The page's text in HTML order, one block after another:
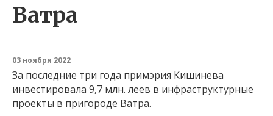
Ватра
03 ноября 2022
За последние три года примэрия Кишинева
инвестировала 9,7 млн. леев в инфраструктурные
проекты в пригороде Ватра.